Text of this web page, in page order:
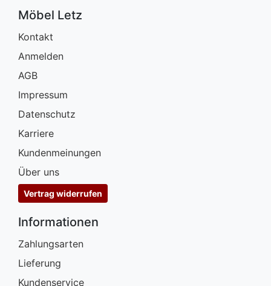
Möbel Letz
Kontakt
Anmelden
AGB
Impressum
Datenschutz
Karriere
Kundenmeinungen
Über uns
Vertrag widerrufen
Informationen
Zahlungsarten
Lieferung
Kundenservice